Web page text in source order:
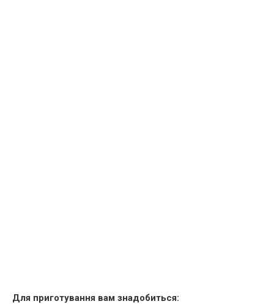
Для приготування вам знадобиться: